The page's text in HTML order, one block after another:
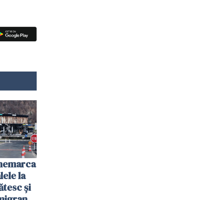
la
și